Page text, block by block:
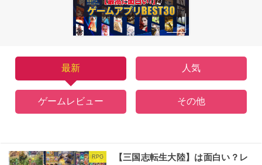
最新 人気
ゲームレビュー その他
RPG
【三国志転生大陸】は面白い？レ